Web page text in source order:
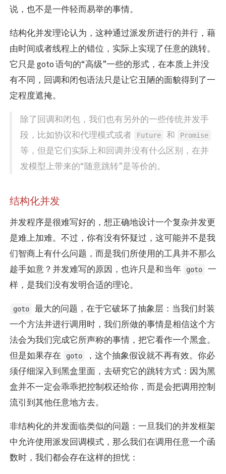
说，也不是一件轻而易举的事情。
结构化并发理论认为，这种通过派发所进行的并行，藉
由时间或者线程上的错位，实际上实现了任意的跳转。
它只是 goto 语句的“高级”一些的形式，在本质上并没
有不同，回调和闭包语法只是让它丑陋的面貌得到了一
定程度遮掩。
除了回调和闭包，我们也有另外的一些传统并发手
段，比如协议和代理模式或者
Future 和 Promise
等，但是它们实际上和回调并没有什么区别，在并
发模型上带来的“随意跳转”是等价的。
结构化并发
并发程序是很难写好的，想正确地设计一个复杂并发更
是难上加难。不过，你有没有怀疑过，这可能并不是我
们智商上有什么问题，而是我们所使用的工具并不那么
趁手如意？并发难写的原因，也许只是和当年
goto
一
样，是我们没有发明合适的理论。
goto
最大的问题，在于它破坏了抽象层：当我们封装
一个方法并进行调用时，我们所做的事情是相信这个方
法会为我们完成它所声称的事情，把它看作一个黑盒。
但是如果存在
goto
，这个抽象假设就不再有效。你必
须仔细深入到黑盒里面，去研究它的跳转方式：因为黑
盒并不一定会乖乖把控制权还给你，而是会把调用控制
流引到其他任意地方去。
非结构化的并发面临类似的问题：一旦我们的并发框架
中允许使用派发回调模式，那么我们在调用任意一个函
数时，我们都会存在这样的担忧：